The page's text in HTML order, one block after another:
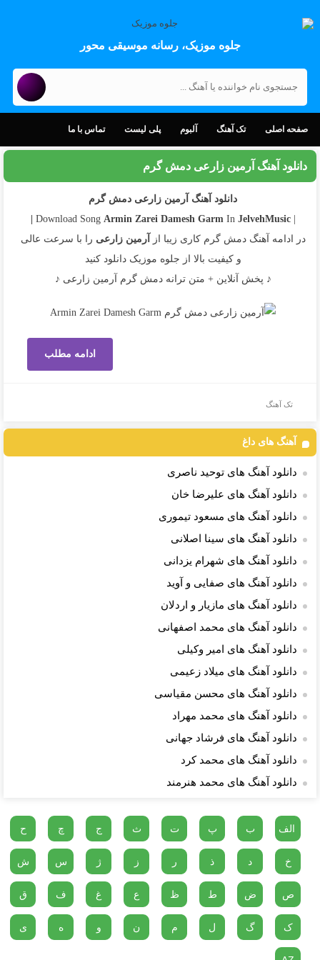
جلوه موزیک، رسانه موسیقی محور
صفحه اصلی تک آهنگ آلبوم پلی لیست تماس با ما
دانلود آهنگ آرمین زارعی دمش گرم
دانلود آهنگ آرمین زارعی دمش گرم
| Download Song
Armin Zarei Damesh GarmIn JelvehMusic |
در ادامه آهنگ دمش گرم کاری زیبا از
آرمین زارعی را با سرعت عالی
و کیفیت بالا از جلوه موزیک دانلود کنید
♪ پخش آنلاین + متن ترانه دمش گرم آرمین زارعی ♪
ادامه مطلب
تک آهنگ
آهنگ های داغ
دانلود آهنگ های توحید ناصری
دانلود آهنگ های علیرضا خان
دانلود آهنگ های مسعود تیموری
دانلود آهنگ های سینا اصلانی
دانلود آهنگ های شهرام یزدانی
دانلود آهنگ های صفایی و آوید
دانلود آهنگ های مازیار و اردلان
دانلود آهنگ های محمد اصفهانی
دانلود آهنگ های امیر وکیلی
دانلود آهنگ های میلاد زعیمی
دانلود آهنگ های محسن مقیاسی
دانلود آهنگ های محمد مهراد
دانلود آهنگ های فرشاد جهانی
دانلود آهنگ های محمد کرد
دانلود آهنگ های محمد هنرمند
الف ب پ ت ث ج چ ح
خ د ذ ر ز ژ س ش
ص ض ط ظ ع غ ف ق
ک گ ل م ن و ه ی